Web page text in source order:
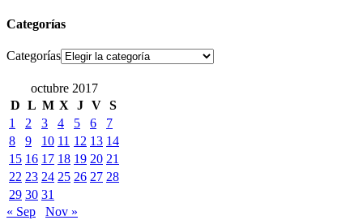
Categorías
Categorías
octubre 2017
D L M X J V S
1
2 3 4 5 6
7
8
9 10 11 12 13 14
15 16 17 18 19 20 21
22 23 24 25 26 27 28
29 30 31
« Sep
Nov »